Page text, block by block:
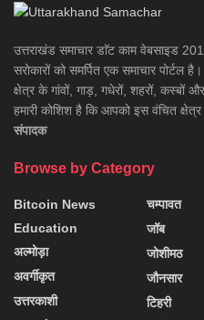
उत्तराखंड समाचार डाॅट काम वेबसाइड
सरोकारों को समर्पित एक समाचार पोर्टल
क्षेत्र के गांवों, गाड़, गधेरों, शहरों, कस्बों
हमारी कोशिश है कि आपको इस वंचित
संपादक
Browse by Category
Bitcoin News
Education
अल्मोड़ा
अवर्गीकृत
उत्तरकाशी
चम्पावत
जॉब
जोशीमठ
जौनसार
टिहरी